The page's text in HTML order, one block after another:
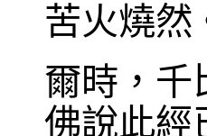
苦火燒然
爾時，千
佛說此經